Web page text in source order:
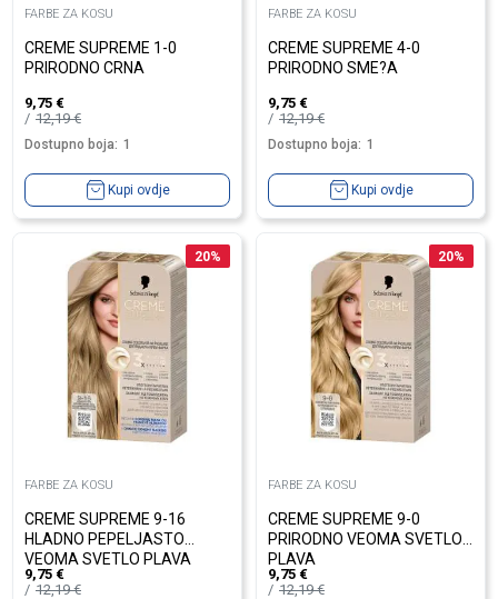
FARBE ZA KOSU
CREME SUPREME 1-0
PRIRODNO CRNA
9,75 €
12,19€
Dostupno boja: 1
Kupi ovdje
FARBE ZA KOSU
CREME SUPREME 4-0
PRIRODNO SME?A
9,75 €
12,19€
Dostupno boja: 1
Kupi ovdje
20%
FARBE ZA KOSU
CREME SUPREME 9-16
HLADNO PEPELJASTO
VEOMA SVETLO PLAVA
9,75 €
12,19€
20%
FARBE ZA KOSU
CREME SUPREME 9-0
PRIRODNO VEOMA SVETLO
PLAVA
9,75 €
12,19€